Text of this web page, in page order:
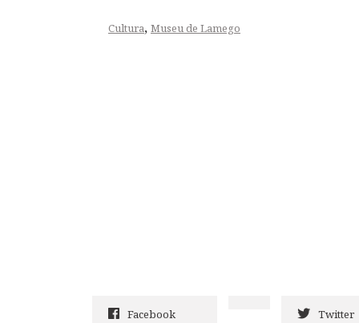
Cultura, Museu de Lamego
Facebook Twitter